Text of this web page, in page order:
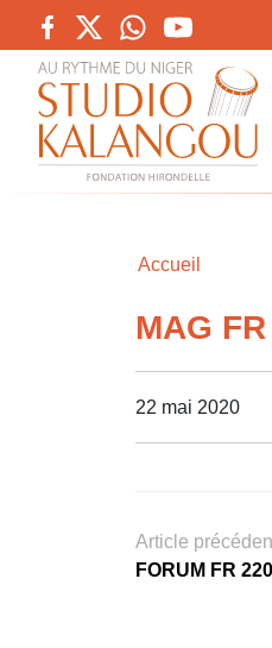
Accueil
MAG
22 mai 2020
Article
FORUM FR